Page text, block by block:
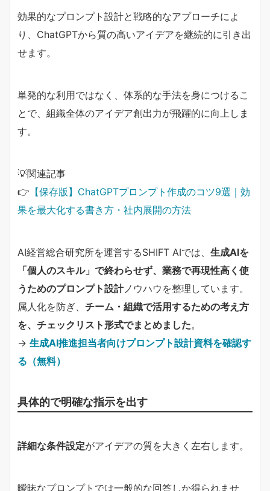
効果的なプロンプト設計と戦略的なアプローチによ
り、ChatGPTから質の高いアイデアを継続的に引き出
せます。
単発的な利用ではなく、体系的な手法を身につけるこ
とで、組織全体のアイデア創出力が飛躍的に向上しま
す。
💡関連記事
👉 【保存版】ChatGPTプロンプト作成のコツ9選｜効
果を最大化する書き方・社内展開の方法
AI経営総合研究所を運営するSHIFT AIでは、 生成AIを
「個人のスキル」で終わらせず、業務で再現性高く使
うためのプロンプト設計ノウハウを整理しています。
属人化を防ぎ、 チーム・組織で活用するための考え方
を、チェックリスト形式でまとめました。
→ 生成AI推進担当者向けプロンプト設計資料を確認す
る（無料）
具体的で明確な指示を出す
詳細な条件設定がアイデアの質を大きく左右します。
曖昧なプロンプトでは一般的な回答しか得られませ